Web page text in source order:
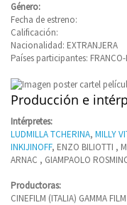
Género:
Fecha de estreno:
Calificación:
Nacionalidad: EXTRANJERA
Países participantes: FRANCO-
Producción e
Intérpretes:
LUDMILLA TCHERINA, MILLY
INKIJINOFF, ENZO BILIOTTI ,
ARNAC , GIAMPAOLO
Productoras:
CINEFILM (ITALIA) GAMMA